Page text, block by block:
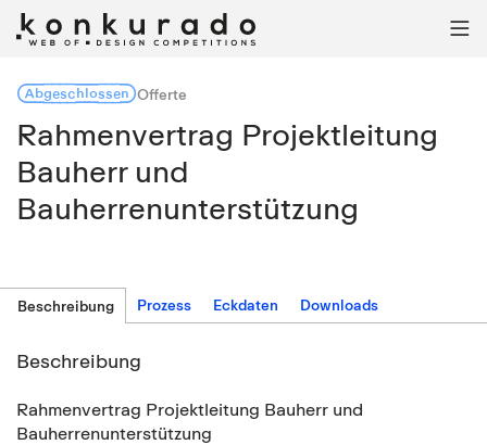

AbgeschlossenOfferte
Rahmenvertrag Projektleitung
Bauherr und
Bauherrenunterstützung
Beschreibung Prozess Eckdaten Downloads
Beschreibung
Rahmenvertrag Projektleitung Bauherr und
Bauherrenunterstützung